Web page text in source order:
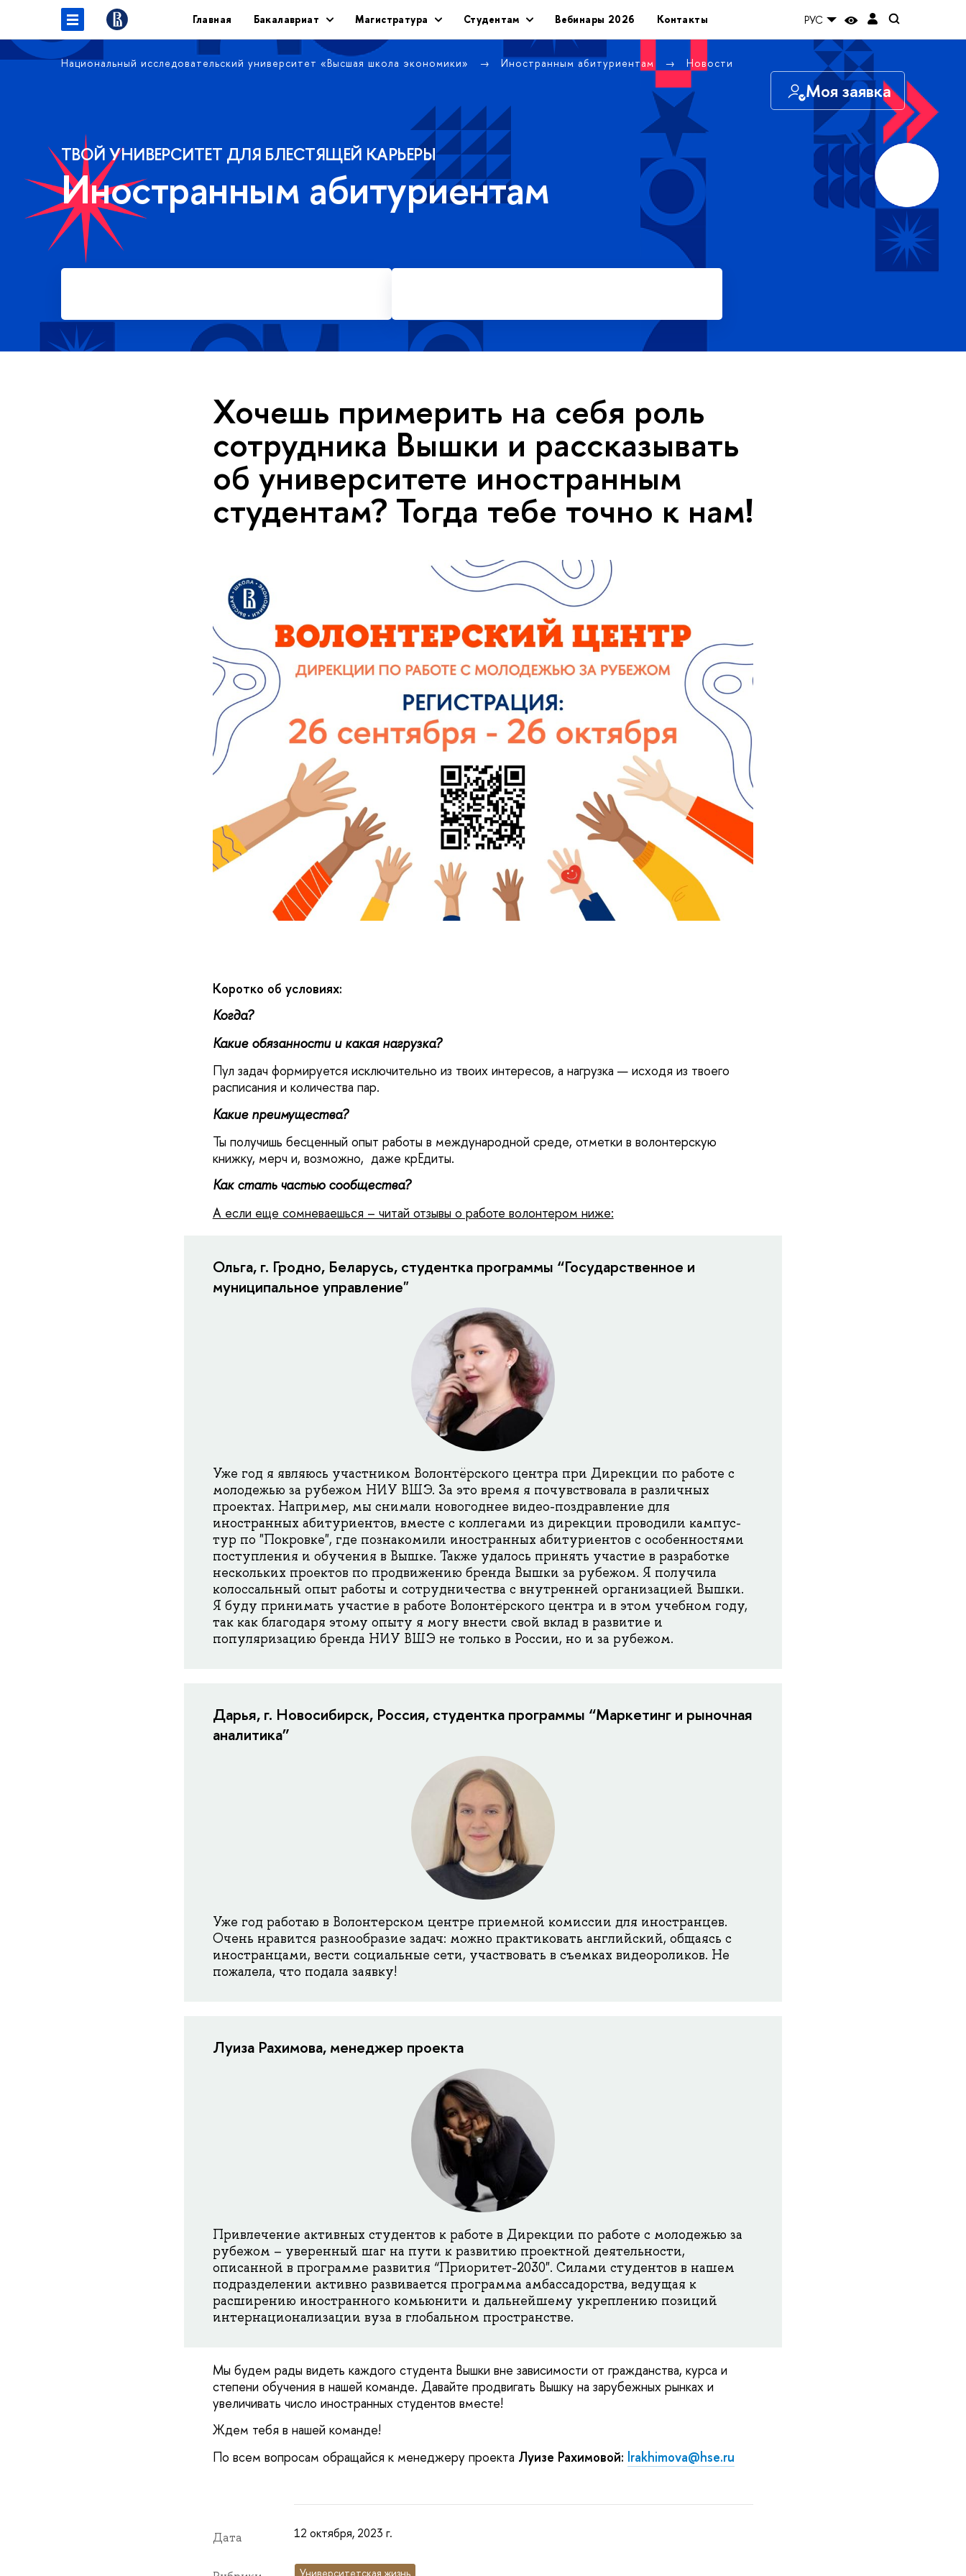
Главная Бакалавриат Магистратура Студентам Вебинары 2026 Контакты РУС
Национальный исследовательский университет «Высшая школа экономики» Иностранным абитуриентам Новости
Моя заявка
ТВОЙ УНИВЕРСИТЕТ ДЛЯ БЛЕСТЯЩЕЙ КАРЬЕРЫ
Иностранным абитуриентам
Хочешь примерить на себя роль
сотрудника Вышки и рассказывать
об университете иностранным
студентам? Тогда тебе точно к нам!
Коротко об условиях:
Когда?
Какие обязанности и какая нагрузка?
Пул задач формируется исключительно из твоих интересов, а нагрузка — исходя из твоего
расписания и количества пар.
Какие преимущества?
Ты получишь бесценный опыт работы в международной среде, отметки в волонтерскую
книжку, мерч и, возможно, даже крЕдиты.
Как стать частью сообщества?
А если еще сомневаешься – читай отзывы о работе волонтером ниже:
Ольга, г. Гродно, Беларусь, студентка программы “Государственное и
муниципальное управление"
Уже год я являюсь участником Волонтёрского центра при Дирекции по работе с
молодежью за рубежом НИУ ВШЭ. За это время я почувствовала в различных
проектах. Например, мы снимали новогоднее видео-поздравление для
иностранных абитуриентов, вместе с коллегами из дирекции проводили кампус-
тур по "Покровке", где познакомили иностранных абитуриентов с особенностями
поступления и обучения в Вышке. Также удалось принять участие в разработке
нескольких проектов по продвижению бренда Вышки за рубежом. Я получила
колоссальный опыт работы и сотрудничества с внутренней организацией Вышки.
Я буду принимать участие в работе Волонтёрского центра и в этом учебном году,
так как благодаря этому опыту я могу внести свой вклад в развитие и
популяризацию бренда НИУ ВШЭ не только в России, но и за рубежом.
Дарья, г. Новосибирск, Россия, студентка программы “Маркетинг и рыночная
аналитика”
Уже год работаю в Волонтерском центре приемной комиссии для иностранцев.
Очень нравится разнообразие задач: можно практиковать английский, общаясь с
иностранцами, вести социальные сети, участвовать в съемках видеороликов. Не
пожалела, что подала заявку!
Луиза Рахимова, менеджер проекта
Привлечение активных студентов к работе в Дирекции по работе с молодежью за
рубежом – уверенный шаг на пути к развитию проектной деятельности,
описанной в программе развития “Приоритет-2030". Силами студентов в нашем
подразделении активно развивается программа амбассадорства, ведущая к
расширению иностранного комьюнити и дальнейшему укреплению позиций
интернационализации вуза в глобальном пространстве.
Мы будем рады видеть каждого студента Вышки вне зависимости от гражданства, курса и
степени обучения в нашей команде. Давайте продвигать Вышку на зарубежных рынках и
увеличивать число иностранных студентов вместе!
Ждем тебя в нашей команде!
По всем вопросам обращайся к менеджеру проекта Луизе Рахимовой: lrakhimova@hse.ru
Дата 12 октября, 2023 г.
Университетская жизнь